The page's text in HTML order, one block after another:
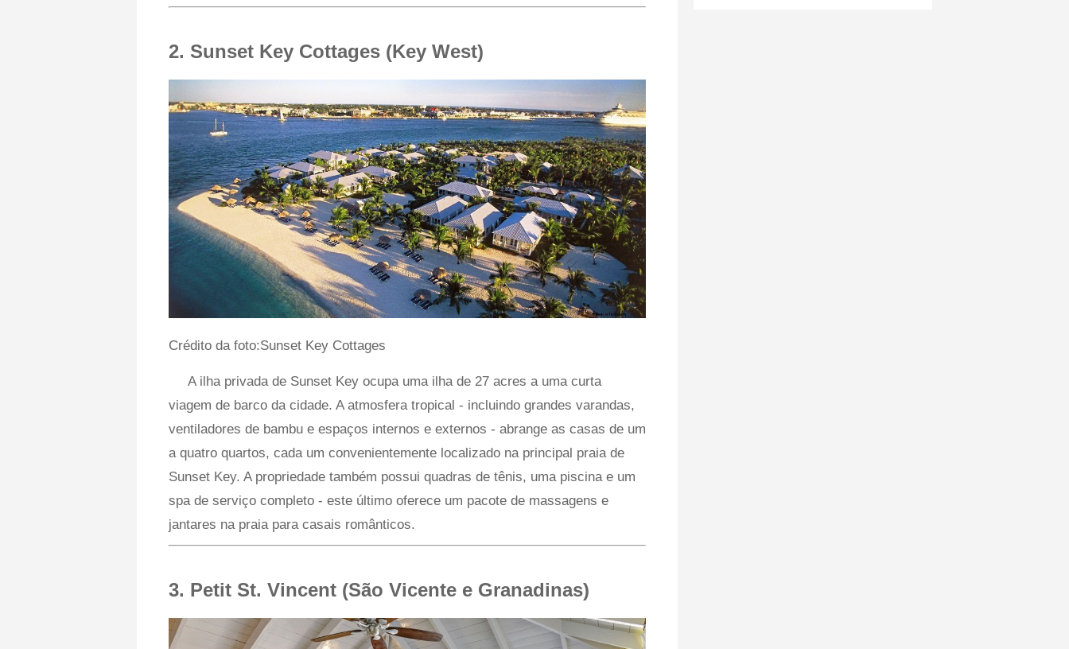
2. Sunset Key Cottages (Key West)
Crédito da foto:Sunset Key Cottages
A ilha privada de Sunset Key ocupa uma ilha de 27 acres a uma curta
viagem de barco da cidade. A atmosfera tropical - incluindo grandes varandas,
ventiladores de bambu e espaços internos e externos - abrange as casas de um
a quatro quartos, cada um convenientemente localizado na principal praia de
Sunset Key. A propriedade também possui quadras de tênis, uma piscina e um
spa de serviço completo - este último oferece um pacote de massagens e
jantares na praia para casais românticos.
3. Petit St. Vincent (São Vicente e Granadinas)